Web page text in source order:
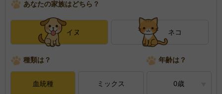
あなたの家族はどちら？
イヌ ネコ
種類は？ 年齢は？
血統種 ミックス 0歳